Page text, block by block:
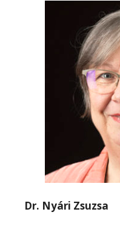
Dr. Nyári Zsuzsa